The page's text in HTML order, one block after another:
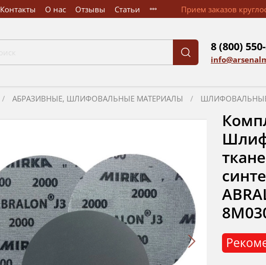
Контакты О нас Отзывы Статьи Прием заказов
8 (800)
АБРАЗИВНЫЕ, ШЛИФОВАЛЬНЫЕ МАТЕРИАЛЫ